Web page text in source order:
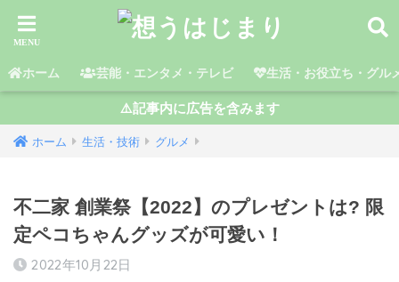
ホーム 芸能・エンタメ・テレビ 生活・お役立ち・グル
⚠️記事内に広告を含みます
ホーム 生活・技術 グルメ
不二家 創業祭【2022】のプレゼントは? 限
定ペコちゃんグッズが可愛い！
2022年10月22日